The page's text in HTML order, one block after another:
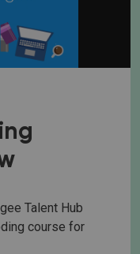
Talent Hub
course for